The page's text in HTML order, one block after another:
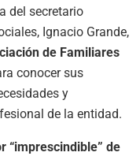
del secretario
Ignacio Grande,
de Familiares
conocer sus
y
de la entidad.
“imprescindible” de